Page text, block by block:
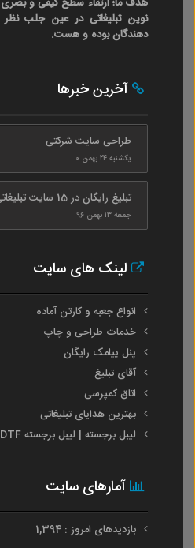
نوین تبلیغاتی در عین جلب
دهندگان بوده و هست.
آخرین خبرها
طراحی سایت شرکتی
یکشنبه ۲۴ بهمن ۰
تبلیغ رایگان در 15 سایت تبلیغاتی
جمعه ۱۳ بهمن ۹۶
لینک های سایت
انواع جعبه و کارتن آماده
خدمات طراحی و چاپ
پنل پیامک رایگان
آقای تبلیغ
اتاق کمپرسی
بهترین هدایای تبلیغاتی
لیبل برجسته | لیبل برجسته UV DTF | لیبل UV DTF
آمارهای سایت
بازدیدهای امروز : 1,394